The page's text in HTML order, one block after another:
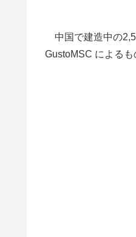
中国で建造中の
GustoMSC による